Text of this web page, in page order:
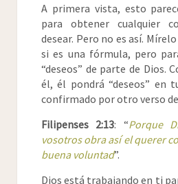
A primera vista, esto
para obtener cualquier
desear. Pero no es así.
si es una fórmula, pero
“deseos” de parte de Dios.
él, él pondrá “deseos” en
confirmado por otro verso
Filipenses 2:13: “Porque
vosotros obra así el querer
buena voluntad”.
Dios está trabajando en ti